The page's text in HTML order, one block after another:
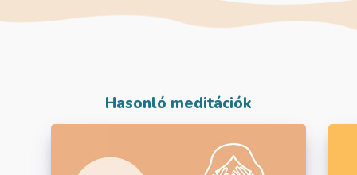
Hasonló meditációk